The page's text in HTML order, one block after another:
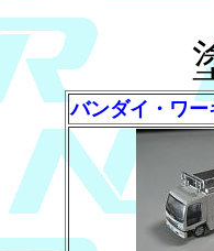
バンダイ・ワ